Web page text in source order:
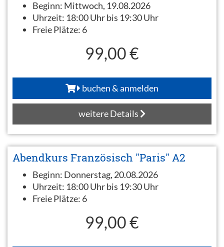
Beginn: Mittwoch, 19.08.2026
Uhrzeit: 18:00 Uhr bis 19:30 Uhr
Freie Plätze: 6
99,00 €
buchen & anmelden
weitere Details
Abendkurs Französisch "Paris" A2
Beginn: Donnerstag, 20.08.2026
Uhrzeit: 18:00 Uhr bis 19:30 Uhr
Freie Plätze: 6
99,00 €